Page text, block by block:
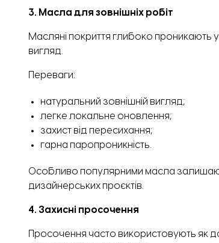
3. Масла для зовнішніх робіт
Масляні покриття глибоко проникають
вигляд.
Переваги:
натуральний зовнішній вигляд;
легке локальне оновлення;
захист від пересихання;
гарна паропроникність.
Особливо популярними масла
дизайнерських проєктів.
4. Захисні просочення
Просочення часто використовують як